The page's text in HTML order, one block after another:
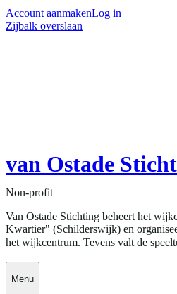
Account aanmakenLog in
Zijbalk overslaan
van Ostade
Non-profit
Van Ostade Stichting beheert het
Kwartier" (Schilderswijk) en
het wijkcentrum. Tevens valt de
Menu